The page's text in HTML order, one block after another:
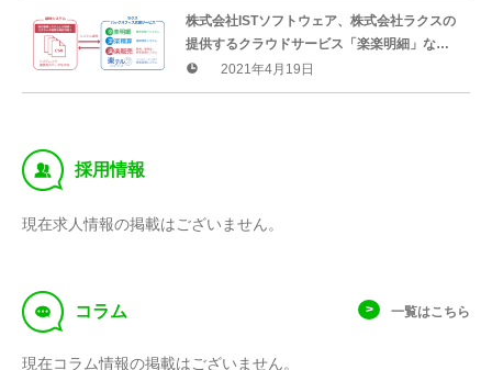
株式会社ISTソフトウェア、株式会社ラクスの
提供するクラウドサービス「楽楽明細」など
の販売を開始
2021年4月19日
‰ 採用情報
現在求人情報の掲載はございません。
f コラム 一覧はこちら
現在コラム情報の掲載はございません。